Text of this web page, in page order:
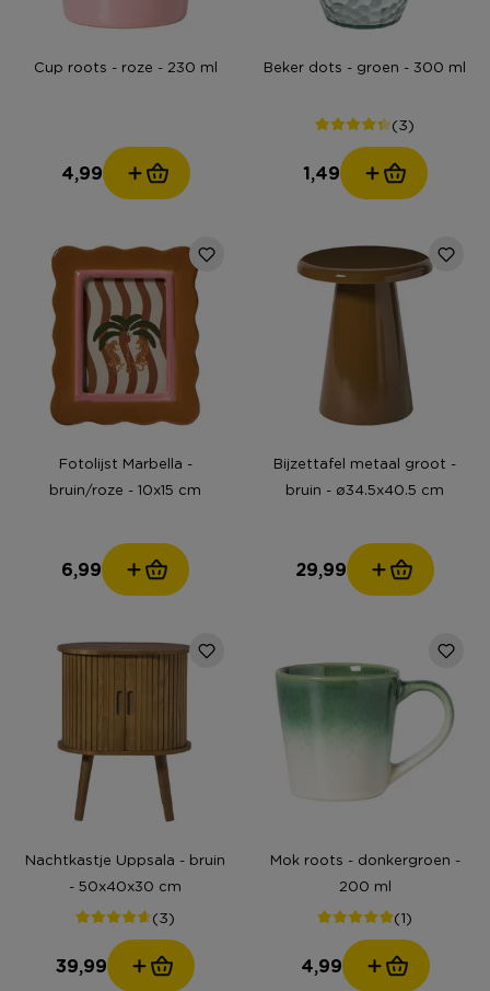
Cup roots - roze - 230 ml
4,99
Beker dots - groen - 300 ml
(3)
1,49
Fotolijst Marbella -
bruin/roze - 10x15 cm
6,99
Bijzettafel metaal groot -
bruin - ø34.5x40.5 cm
29,99
Nachtkastje Uppsala - bruin
- 50x40x30 cm
(3)
39,99
Mok roots - donkergroen -
200 ml
(1)
4,99